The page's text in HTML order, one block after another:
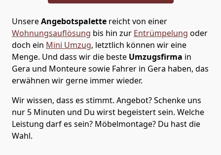
UnsereAngebotspalette reicht von einer
Wohnungsauflösung bis hin zur Entrümpelung oder
doch ein Mini Umzug, letztlich können wir eine
Menge. Und dass wir die beste Umzugsfirma in
Gera und Monteure sowie Fahrer in Gera haben, das
erwähnen wir gerne immer wieder.
Wir wissen, dass es stimmt. Angebot? Schenke uns
nur 5 Minuten und Du wirst begeistert sein. Welche
Leistung darf es sein? Möbelmontage? Du hast die
Wahl.